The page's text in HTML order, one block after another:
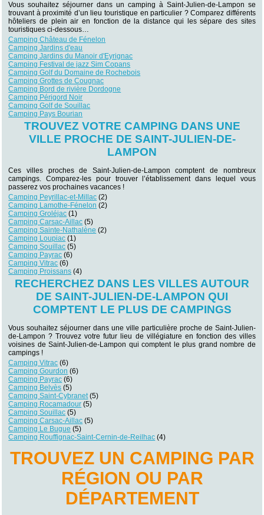
Vous souhaitez séjourner dans un camping à Saint-Julien-de-Lampon se
trouvant à proximité d’un lieu touristique en particulier ? Comparez différents
hôteliers de plein air en fonction de la distance qui les sépare des sites
touristiques ci-dessous…
Camping Château de Fénelon
Camping Jardins d'eau
Camping Jardins du Manoir d'Eyrignac
Camping Festival de jazz Sim Copans
Camping Golf du Domaine de Rochebois
Camping Grottes de Cougnac
Camping Bord de rivière Dordogne
Camping Périgord Noir
Camping Golf de Souillac
Camping Pays Bourian
TROUVEZ VOTRE CAMPING DANS UNE
VILLE PROCHE DE SAINT-JULIEN-DE-
LAMPON
Ces villes proches de Saint-Julien-de-Lampon comptent de nombreux
campings. Comparez-les pour trouver l’établissement dans lequel vous
passerez vos prochaines vacances !
Camping Peyrillac-et-Millac (2)
Camping Lamothe-Fénelon (2)
Camping Groléjac (1)
Camping Carsac-Aillac (5)
Camping Sainte-Nathalène (2)
Camping Loupiac (1)
Camping Souillac (5)
Camping Payrac (6)
Camping Vitrac (6)
Camping Proissans (4)
RECHERCHEZ DANS LES VILLES AUTOUR
DE SAINT-JULIEN-DE-LAMPON QUI
COMPTENT LE PLUS DE CAMPINGS
Vous souhaitez séjourner dans une ville particulière proche de Saint-Julien-
de-Lampon ? Trouvez votre futur lieu de villégiature en fonction des villes
voisines de Saint-Julien-de-Lampon qui comptent le plus grand nombre de
campings !
Camping Vitrac (6)
Camping Gourdon (6)
Camping Payrac (6)
Camping Belvès (5)
Camping Saint-Cybranet(5)
Camping Rocamadour (5)
Camping Souillac (5)
Camping Carsac-Aillac (5)
Camping Le Bugue (5)
Camping Rouffignac-Saint-Cernin-de-Reilhac (4)
TROUVEZ UN CAMPING PAR
RÉGION OU PAR
DÉPARTEMENT